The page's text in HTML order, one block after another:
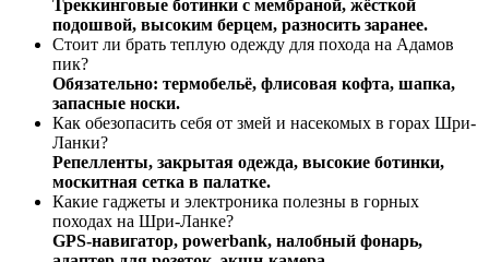
Треккинговые ботинки с мембраной, жёсткой
подошвой, высоким берцем, разносить заранее.
Стоит ли брать теплую одежду для похода на Адамов
пик?
Обязательно: термобельё, флисовая кофта, шапка,
запасные носки.
Как обезопасить себя от змей и насекомых в горах Шри-
Ланки?
Репелленты, закрытая одежда, высокие ботинки,
москитная сетка в палатке.
Какие гаджеты и электроника полезны в горных
походах на Шри-Ланке?
GPS-навигатор, powerbank, налобный фонарь,